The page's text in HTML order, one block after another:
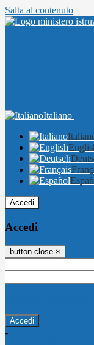
Salta al contenuto
Italiano
Accedi
Accedi
button close ×
-